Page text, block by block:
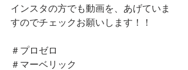
インスタの方でも動画を、あげていま
すのでチェックお願いします！！
＃プロゼロ
＃マーベリック